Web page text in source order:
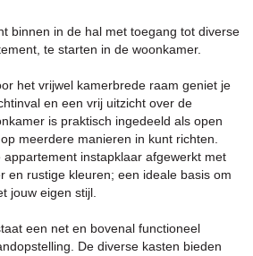
binnen in de hal met toegang tot diverse
te starten in de woonkamer.
het vrijwel kamerbrede raam geniet je
en een vrij uitzicht over de
is praktisch ingedeeld als open
meerdere manieren in kunt richten.
instapklaar afgewerkt met
en rustige kleuren; een ideale basis om
jouw eigen stijl.
een net en bovenal functioneel
De diverse kasten bieden